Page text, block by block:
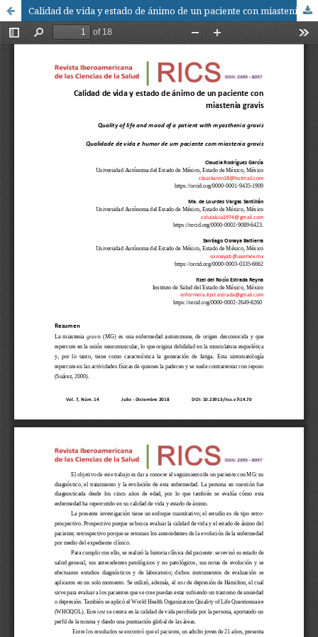
Calidad de vida y estado de ánimo de un paciente con miastenia gravis / Quality of life and mood of a patient with myasthenia gravis